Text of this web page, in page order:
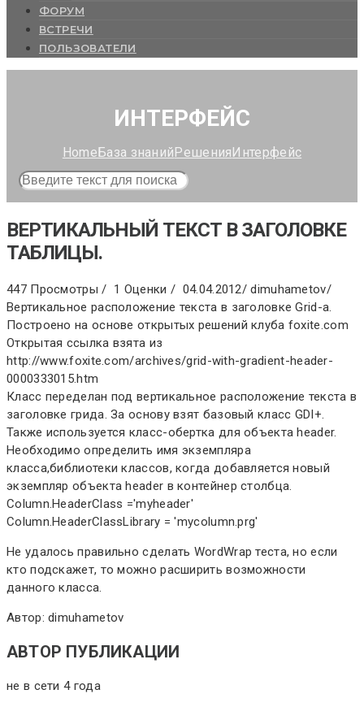
ФОРУМ
ВСТРЕЧИ
ПОЛЬЗОВАТЕЛИ
ИНТЕРФЕЙС
HomeБаза знанийРешенияИнтерфейс
ВЕРТИКАЛЬНЫЙ ТЕКСТ В ЗАГОЛОВКЕ
ТАБЛИЦЫ.
447 Просмотры / 1 Оценки / 04.04.2012/ dimuhametov/
Вертикальное расположение текста в заголовке Grid-а.
Построено на основе открытых решений клуба foxite.com
Открытая ссылка взята из
http://www.foxite.com/archives/grid-with-gradient-header-
0000333015.htm
Класс переделан под вертикальное расположение текста в
заголовке грида. За основу взят базовый класс GDI+.
Также используется класс-обертка для объекта header.
Необходимо определить имя экземпляра
класса,библиотеки классов, когда добавляется новый
экземпляр объекта header в контейнер столбца.
Column.HeaderClass ='myheader'
Column.HeaderClassLibrary = 'mycolumn.prg'
Не удалось правильно сделать WordWrap теста, но если
кто подскажет, то можно расширить возможности
данного класса.
Автор: dimuhametov
АВТОР ПУБЛИКАЦИИ
не в сети 4 года